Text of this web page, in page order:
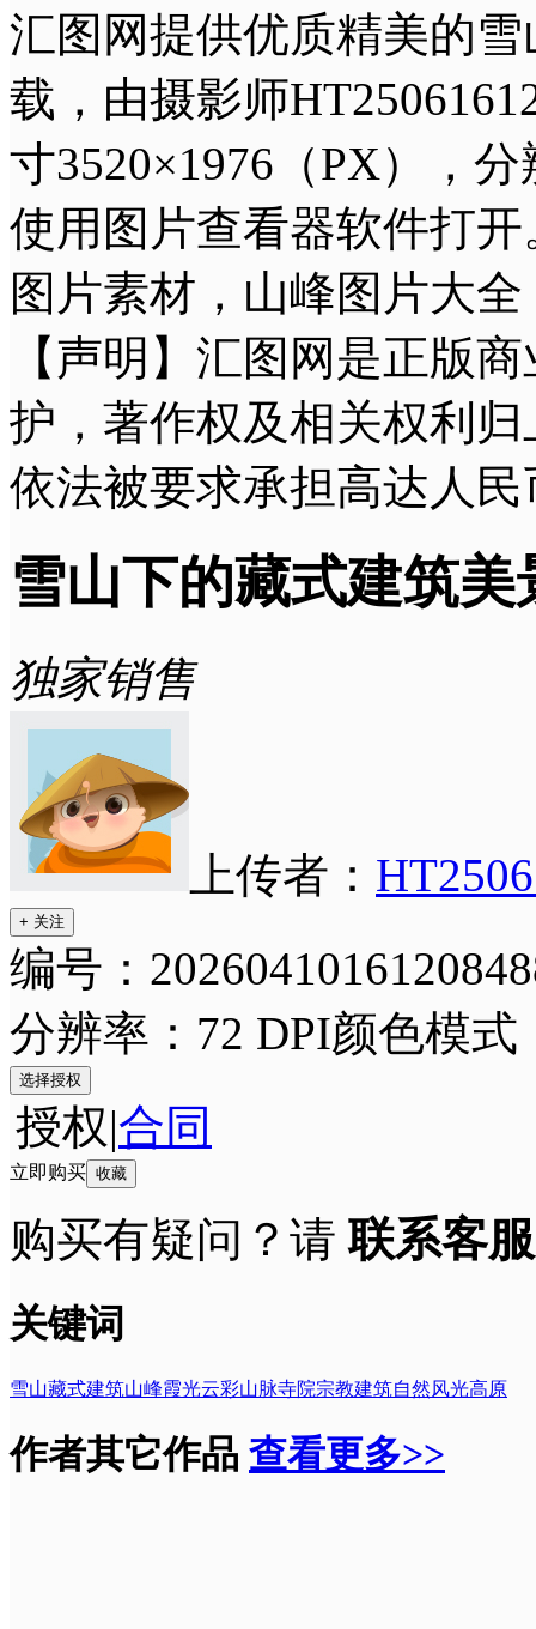
汇图网提供优质精美的
载，由摄影师
寸3520×1976（PX），
使用图片查看器软件打
图片素材，山峰图片大
【声明】汇图网是正版
护，著作权及相关权利
依法被要求承担高达人
雪山下的藏式建筑
独家销售
上传者：
+ 关注
编号：
分辨率：72 DPI颜色模式
选择授权
授权|合同
立即购买 收藏
购买有疑问？请联系客服
关键词
雪山藏式建筑山峰霞光云彩山脉寺院宗教建筑自然风光高原
作者其它作品 查看更多>>